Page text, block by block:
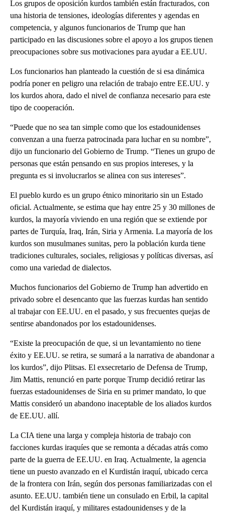
Los grupos de oposición kurdos también están fracturados, con
una historia de tensiones, ideologías diferentes y agendas en
competencia, y algunos funcionarios de Trump que han
participado en las discusiones sobre el apoyo a los grupos tienen
preocupaciones sobre sus motivaciones para ayudar a EE.UU.
Los funcionarios han planteado la cuestión de si esa dinámica
podría poner en peligro una relación de trabajo entre EE.UU. y
los kurdos ahora, dado el nivel de confianza necesario para este
tipo de cooperación.
“Puede que no sea tan simple como que los estadounidenses
convenzan a una fuerza patrocinada para luchar en su nombre”,
dijo un funcionario del Gobierno de Trump. “Tienes un grupo de
personas que están pensando en sus propios intereses, y la
pregunta es si involucrarlos se alinea con sus intereses”.
El pueblo kurdo es un grupo étnico minoritario sin un Estado
oficial. Actualmente, se estima que hay entre 25 y 30 millones de
kurdos, la mayoría viviendo en una región que se extiende por
partes de Turquía, Iraq, Irán, Siria y Armenia. La mayoría de los
kurdos son musulmanes sunitas, pero la población kurda tiene
tradiciones culturales, sociales, religiosas y políticas diversas, así
como una variedad de dialectos.
Muchos funcionarios del Gobierno de Trump han advertido en
privado sobre el desencanto que las fuerzas kurdas han sentido
al trabajar con EE.UU. en el pasado, y sus frecuentes quejas de
sentirse abandonados por los estadounidenses.
“Existe la preocupación de que, si un levantamiento no tiene
éxito y EE.UU. se retira, se sumará a la narrativa de abandonar a
los kurdos”, dijo Plitsas. El exsecretario de Defensa de Trump,
Jim Mattis, renunció en parte porque Trump decidió retirar las
fuerzas estadounidenses de Siria en su primer mandato, lo que
Mattis consideró un abandono inaceptable de los aliados kurdos
de EE.UU. allí.
La CIA tiene una larga y compleja historia de trabajo con
facciones kurdas iraquíes que se remonta a décadas atrás como
parte de la guerra de EE.UU. en Iraq. Actualmente, la agencia
tiene un puesto avanzado en el Kurdistán iraquí, ubicado cerca
de la frontera con Irán, según dos personas familiarizadas con el
asunto. EE.UU. también tiene un consulado en Erbil, la capital
del Kurdistán iraquí, y militares estadounidenses y de la